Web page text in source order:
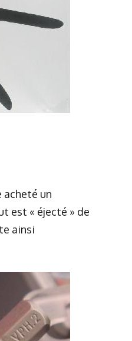
acheté un
est « éjecté » de
ainsi